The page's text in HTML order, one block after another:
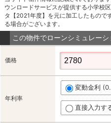
ウンロードサービスが提供する小学校
タ【2021年度】を元に加工したもので
る場合がございます。
この物件でローンシミュレーシ
価格
年利率
変動金利
直接入力す